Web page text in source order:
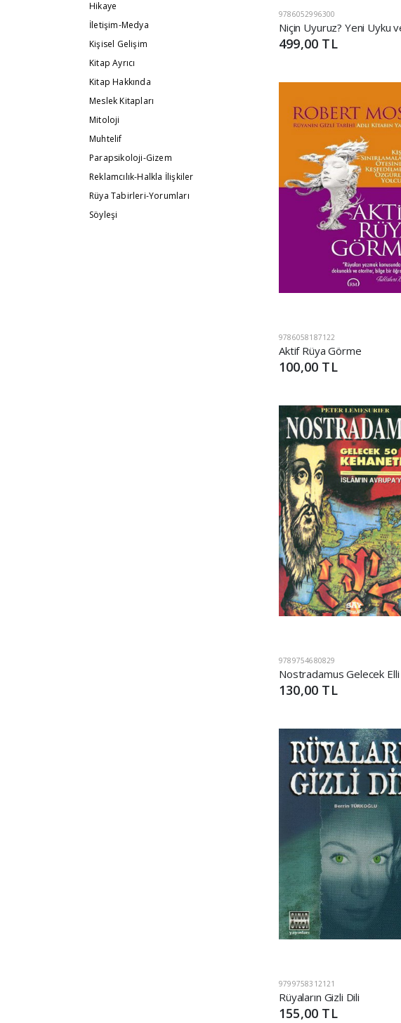
9786052996300
499,00 TL
9786058187122
Aktif Rüya Görme
100,00 TL
9789754680829
130,00 TL
9799758312121
Rüyaların Gizli Dili
155,00 TL
Hikaye
İletişim-Medya
Kişisel Gelişim
Kitap Ayrıcı
Kitap Hakkında
Meslek Kitapları
Mitoloji
Muhtelif
Parapsikoloji-Gizem
Reklamcılık-Halkla İlişkiler
Rüya Tabirleri-Yorumları
Söyleşi